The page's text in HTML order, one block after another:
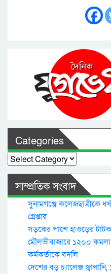
Categories
Categories
সাম্প্রতিক সংবাদ
সুনামগঞ্জে কলেজছাত্রীকে
গ্রেপ্তার
সড়কের পাশে হাওড়ের
মৌলভীবাজারে ১২০০ কমলা
কর্মকর্তাকে বদলি
দেশের বড় চ্যালেঞ্জ